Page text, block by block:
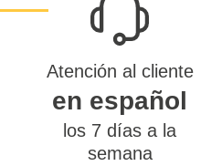
Atención al cliente
en español
los 7 días a la
semana